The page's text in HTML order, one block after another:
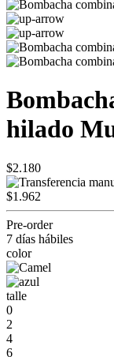
hilado
$2.180
$1.962
Pre-order
7 días hábiles
color
talle
0
2
4
6